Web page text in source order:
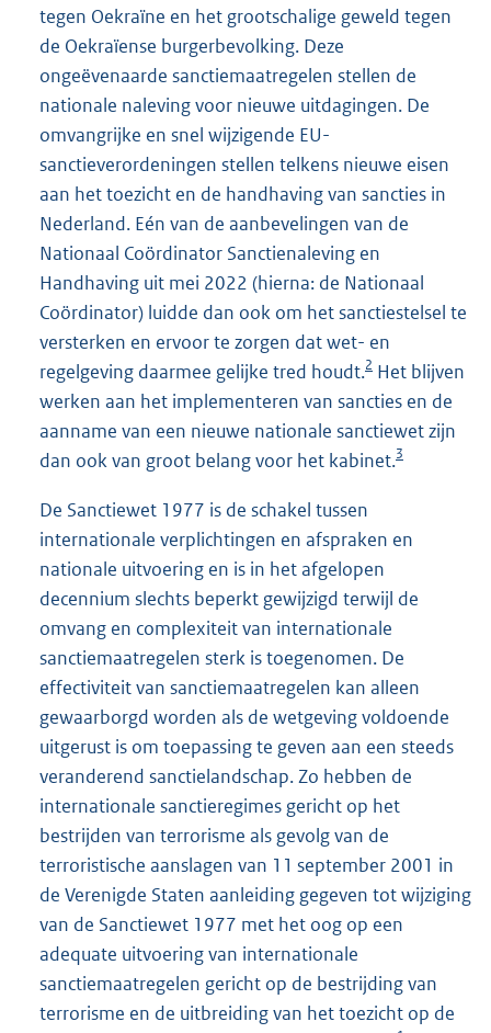
e
l
i
n
k
:
tegen Oekraïne en het grootschalige geweld tegen
de Oekraïense burgerbevolking. Deze
ongeëvenaarde sanctiemaatregelen stellen de
nationale naleving voor nieuwe uitdagingen. De
omvangrijke en snel wijzigende EU-
sanctieverordeningen stellen telkens nieuwe eisen
aan het toezicht en de handhaving van sancties in
Nederland. Eén van de aanbevelingen van de
Nationaal Coördinator Sanctienaleving en
Handhaving uit mei 2022 (hierna: de Nationaal
Coördinator) luidde dan ook om het sanctiestelsel te
versterken en ervoor te zorgen dat wet- en
regelgeving daarmee gelijke tred houdt.2 Het blijven
werken aan het implementeren van sancties en de
aanname van een nieuwe nationale sanctiewet zijn
dan ook van groot belang voor het kabinet.3
De Sanctiewet 1977 is de schakel tussen
internationale verplichtingen en afspraken en
nationale uitvoering en is in het afgelopen
decennium slechts beperkt gewijzigd terwijl de
omvang en complexiteit van internationale
sanctiemaatregelen sterk is toegenomen. De
effectiviteit van sanctiemaatregelen kan alleen
gewaarborgd worden als de wetgeving voldoende
uitgerust is om toepassing te geven aan een steeds
veranderend sanctielandschap. Zo hebben de
internationale sanctieregimes gericht op het
bestrijden van terrorisme als gevolg van de
terroristische aanslagen van 11 september 2001 in
de Verenigde Staten aanleiding gegeven tot wijziging
van de Sanctiewet 1977 met het oog op een
adequate uitvoering van internationale
sanctiemaatregelen gericht op de bestrijding van
terrorisme en de uitbreiding van het toezicht op de